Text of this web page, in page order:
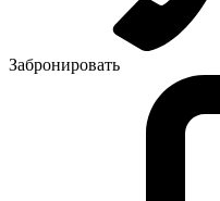
Забронировать